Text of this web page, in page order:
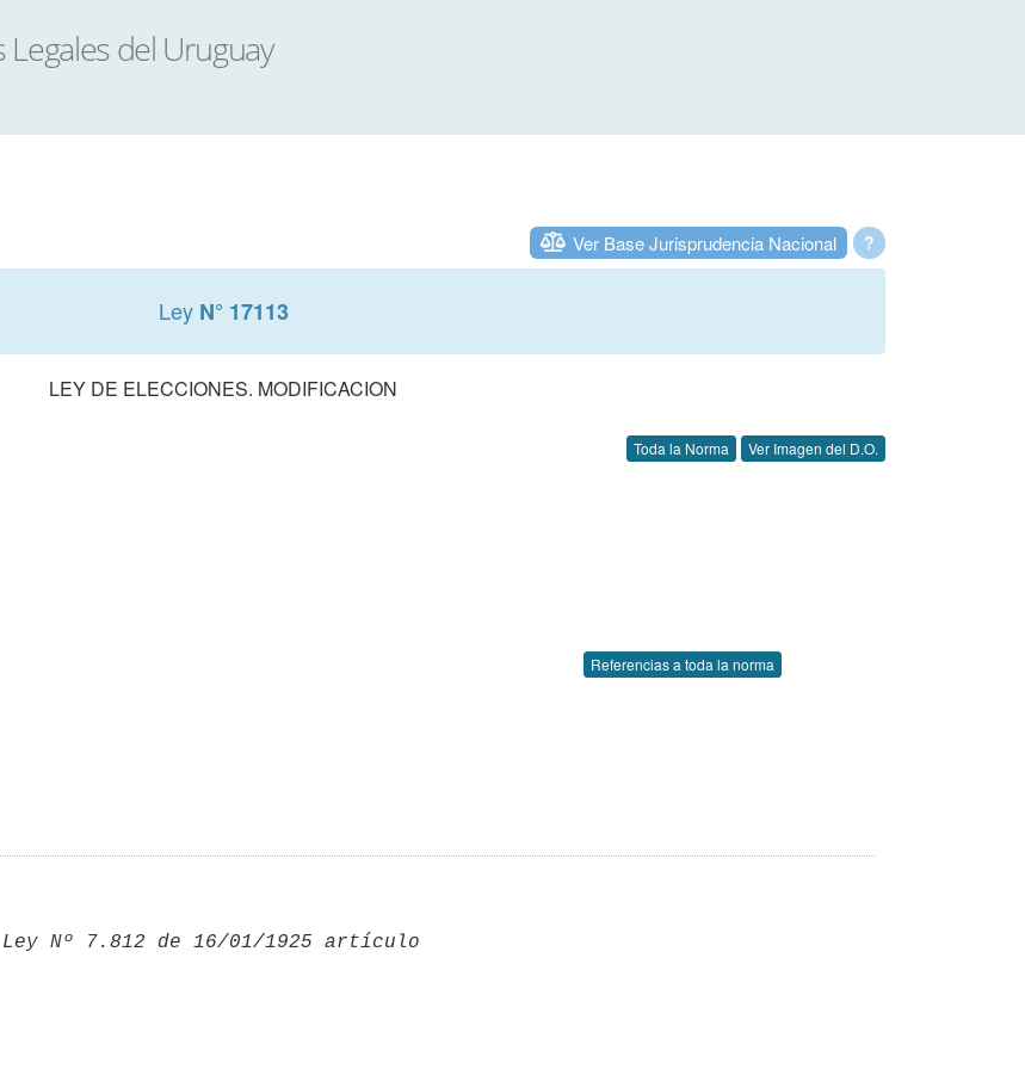
?
Ver Base Jurisprudencia Nacional
Ley N° 17113
LEY DE ELECCIONES. MODIFICACION
Toda la Norma Ver Imagen del D.O.
Referencias a toda la norma
Ley Nº 7.812 de 16/01/1925 artículo